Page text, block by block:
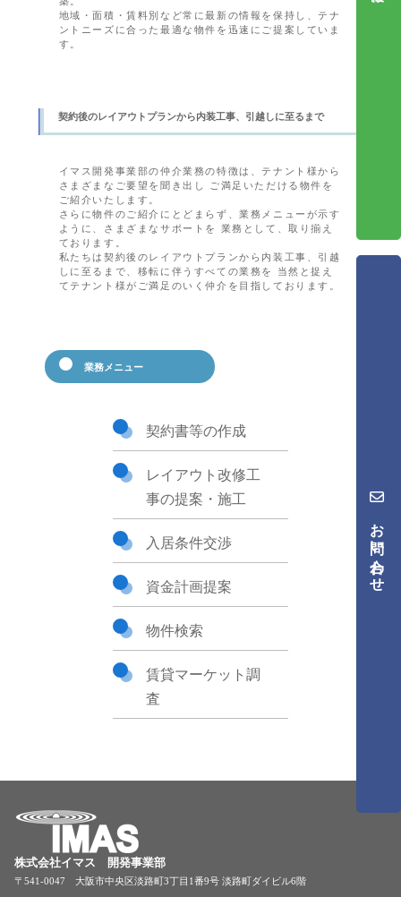
地域・面積・賃料別など常に最新の情報を保持し、テナ
ントニーズに合った最適な物件を迅速にご提案していま
す。
契約後のレイアウトプランから内装工事、引越しに至るまで
イマス開発事業部の仲介業務の特徴は、テナント様から
さまざまなご要望を聞き出し ご満足いただける物件を
ご紹介いたします。
さらに物件のご紹介にとどまらず、業務メニューが示す
ように、さまざまなサポートを 業務として、取り揃え
ております。
私たちは契約後のレイアウトプランから内装工事、引越
しに至るまで、移転に伴うすべての業務を 当然と捉え
てテナント様がご満足のいく仲介を目指しております。
業務メニュー
契約書等の作成
レイアウト改修工
事の提案・施工
入居条件交渉
資金計画提案
物件検索
賃貸マーケット調
査
お問い合わせ
株式会社イマス 開発事業部
〒541-0047 大阪市中央区淡路町3丁目1番9号 淡路町ダイビル6階